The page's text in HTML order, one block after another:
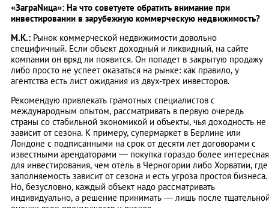
«ЗаграNица»: На что советуете обратить внимание при
инвестировании в зарубежную коммерческую недвижимость?
М.К.: Рынок коммерческой недвижимости довольно
специфичный. Если объект доходный и ликвидный, на сайте
компании он вряд ли появится. Он попадет в закрытую продажу
либо просто не успеет оказаться на рынке: как правило, у
агентства есть лист ожидания из двух-трех инвесторов.
Рекомендую привлекать грамотных специалистов с
международным опытом, рассматривать в первую очередь
страны со стабильной экономикой и объекты, чья доходность не
зависит от сезона. К примеру, супермаркет в Берлине или
Лондоне с подписанными на срок от десяти лет договорами с
известными арендаторами ― покупка гораздо более интересная
для инвестирования, чем отель в Черногории либо Хорватии, где
заполняемость зависит от сезона и есть угроза простоя бизнеса.
Но, безусловно, каждый объект надо рассматривать
индивидуально, а решение принимать — лишь после